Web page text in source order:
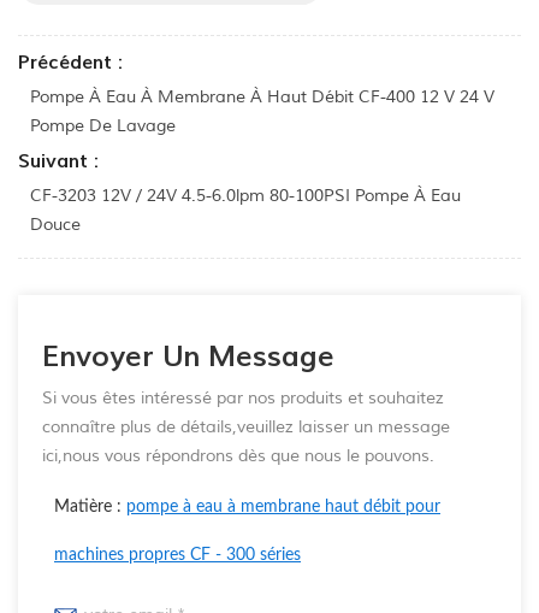
Précédent :
Pompe À Eau À Membrane À Haut Débit CF-400 12 V 24 V
Pompe De Lavage
Suivant :
CF-3203 12V / 24V 4.5-6.0lpm 80-100PSI Pompe À Eau
Douce
Envoyer Un Message
Si vous êtes intéressé par nos produits et souhaitez
connaître plus de détails,veuillez laisser un message
ici,nous vous répondrons dès que nous le pouvons.
Matière : pompe à eau à membrane haut débit pour
machines propres CF - 300 séries